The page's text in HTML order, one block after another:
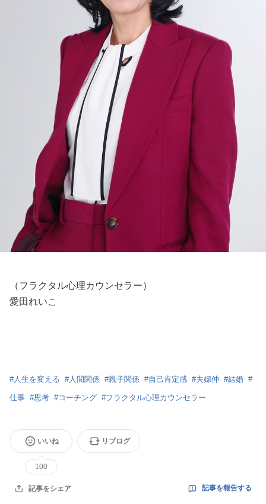
（フラクタル心理カウンセラー）
愛田れいこ
#人生を変える #人間関係 #親子関係 #自己肯定感 #夫婦仲 #結婚 #
仕事 #思考 #コーチング #フラクタル心理カウンセラー
いいね
100
リブログ
記事をシェア 記事を報告する